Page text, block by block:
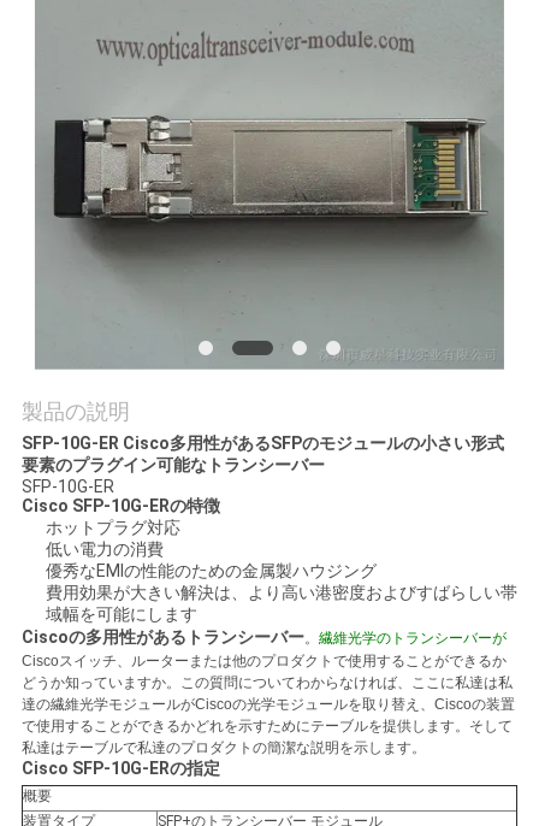
連
絡
さ
い
ニ
製品の説明
SFP-10G-ER Cisco多用性があるSFPのモジュールの小さい形式
要素のプラグイン可能なトランシーバー
SFP-10G-ER
Cisco SFP-10G-ERの特徴
ホットプラグ対応
低い電力の消費
優秀なEMIの性能のための金属製ハウジング
費用効果が大きい解決は、より高い港密度およびすばらしい帯
域幅を可能にします
Ciscoの多用性があるトランシーバー。 繊維光学のトランシーバーが
Ciscoスイッチ、ルーターまたは他のプロダクトで使用することができるか
どうか知っていますか。この質問についてわからなければ、ここに私達は私
達の繊維光学モジュールがCiscoの光学モジュールを取り替え、Ciscoの装置
で使用することができるかどれを示すためにテーブルを提供します。そして
私達はテーブルで私達のプロダクトの簡潔な説明を示します。
Cisco SFP-10G-ERの指定
概要
装置タイプ
SFP+のトランシーバー モジュール